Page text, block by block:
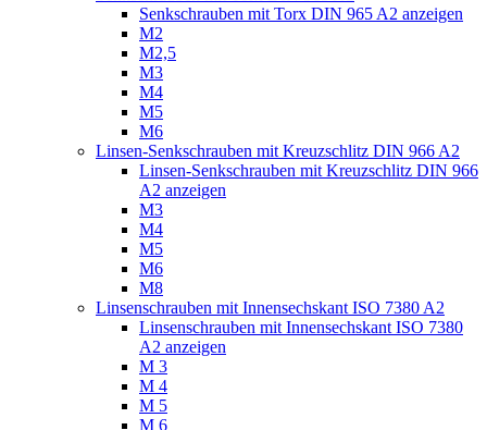
Senkschrauben mit Torx DIN 965 A2 anzeigen
M2
M2,5
M3
M4
M5
M6
Linsen-Senkschrauben mit Kreuzschlitz DIN 966 A2
Linsen-Senkschrauben mit Kreuzschlitz DIN 966
A2 anzeigen
M3
M4
M5
M6
M8
Linsenschrauben mit Innensechskant ISO 7380 A2
Linsenschrauben mit Innensechskant ISO 7380
A2 anzeigen
M 3
M 4
M 5
M 6